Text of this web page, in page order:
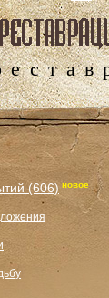
(606) новое